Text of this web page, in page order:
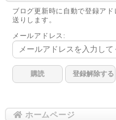
ブログ更新時に自動で登録ア
送りします。
メールアドレス:
ホームページ